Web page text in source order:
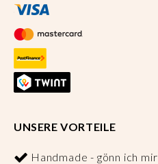
UNSERE VORTEILE
Handmade - gönn ich mir